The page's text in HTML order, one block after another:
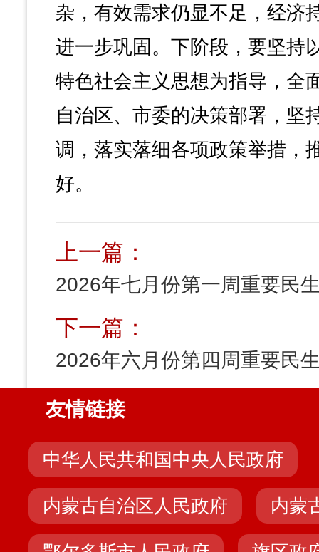
杂，有效需求仍显不足，经济
进一步巩固。下阶段，要坚持
特色社会主义思想为指导，全
自治区、市委的决策部署，坚
调，落实落细各项政策举措，
好。
上一篇：
下一篇：
友情链接
中华人民共和国中央人民政府
内蒙古自治区人民政府 内蒙